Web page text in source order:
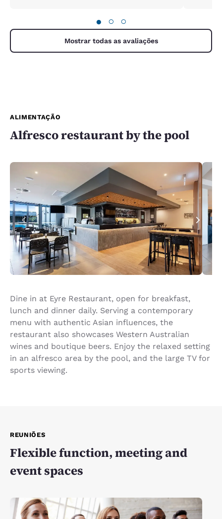
● ○ ○
Mostrar todas as avaliações
ALIMENTAÇÃO
Alfresco restaurant by the pool
Dine in at Eyre Restaurant, open for breakfast,
lunch and dinner daily. Serving a contemporary
menu with authentic Asian influences, the
restaurant also showcases Western Australian
wines and boutique beers. Enjoy the relaxed setting
in an alfresco area by the pool, and the large TV for
sports viewing.
REUNIÕES
Flexible function, meeting and
event spaces